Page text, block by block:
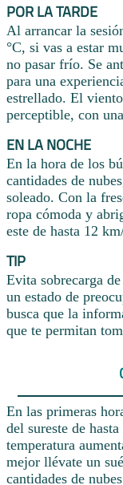
POR LA TARDE
Al arrancar la
°C, si vas a estar
no pasar frío. Se
para una
estrellado. El
perceptible, con
EN LA NOCHE
En la hora de los
cantidades de
soleado. Con la
ropa cómoda y
este de hasta 12
TIP
Evita sobrecarga
un estado de
busca que la
que te permitan
En las primeras
del sureste de
temperatura
mejor llévate un
cantidades de